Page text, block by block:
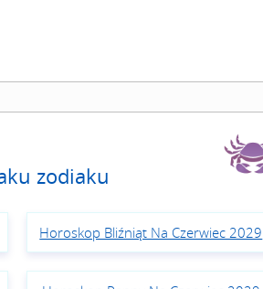
zodiaku
Horoskop Bliźniąt Na Czerwiec 2029